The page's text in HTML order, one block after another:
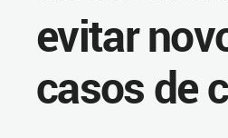
evitar
casos de